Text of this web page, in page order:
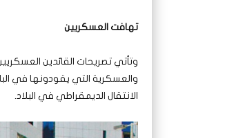
تهافت العسكريين
وتأتي تصريحات القائدين
والعسكرية التي يقودونها في
الانتقال الديمقراطي في البلاد.